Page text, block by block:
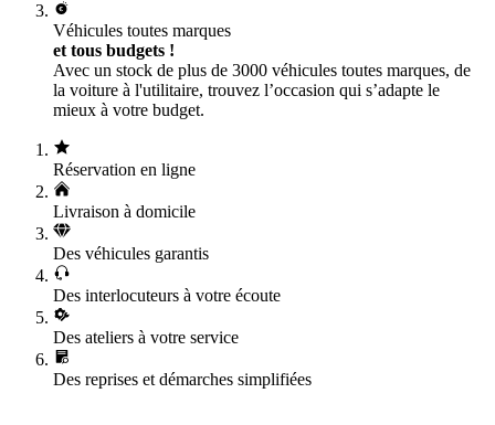
Véhicules toutes marques
et tous budgets !
Avec un stock de plus de 3000 véhicules toutes marques, de
la voiture à l'utilitaire, trouvez l’occasion qui s’adapte le
mieux à votre budget.
Réservation en ligne
Livraison à domicile
Des véhicules garantis
Des interlocuteurs à votre écoute
Des ateliers à votre service
Des reprises et démarches simplifiées